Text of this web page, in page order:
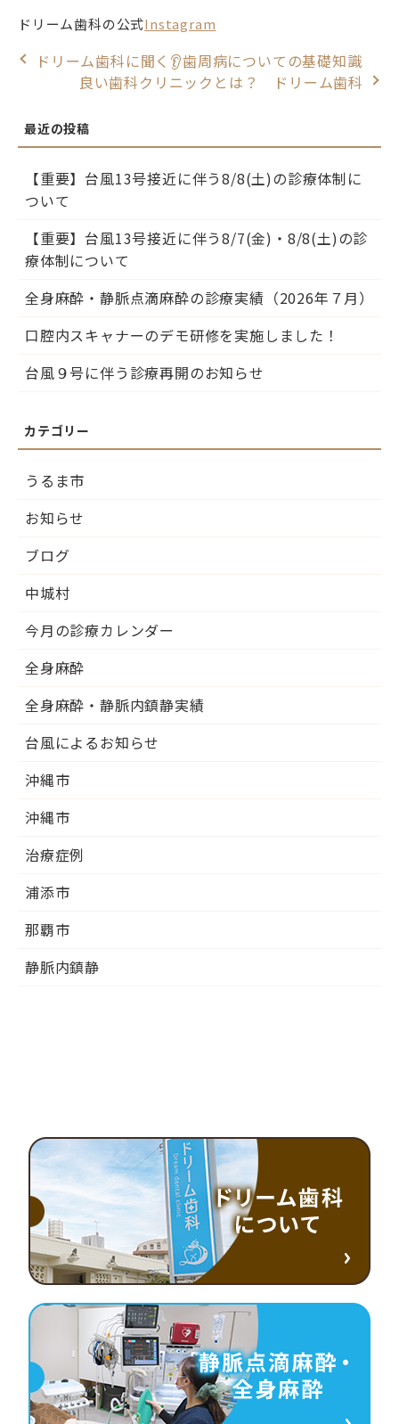
ドリーム歯科の公式Instagram
ドリーム歯科に聞く👂歯周病についての基礎知識
良い歯科クリニックとは？ ドリーム歯科
【重要】台風13号接近に伴う8/8(土)の診療体制に
ついて
【重要】台風13号接近に伴う8/7(金)・8/8(土)の診
療体制について
全身麻酔・静脈点滴麻酔の診療実績（2026年７月）
口腔内スキャナーのデモ研修を実施しました！
台風９号に伴う診療再開のお知らせ
うるま市
お知らせ
ブログ
中城村
今月の診療カレンダー
全身麻酔
全身麻酔・静脈内鎮静実績
台風によるお知らせ
沖縄市
沖縄市
治療症例
浦添市
那覇市
静脈内鎮静